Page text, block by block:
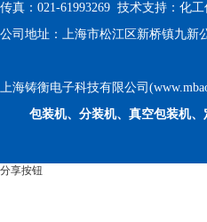
传真：021-61993269 技术支持： 化工
公司地址：上海市松江区新桥镇九新
上海铸衡电子科技有限公司
包装机、分装机、真空包装机
分享按钮